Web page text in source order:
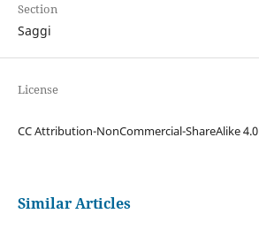
Section
Saggi
License
CC Attribution-NonCommercial-ShareAlike 4.0
Similar Articles